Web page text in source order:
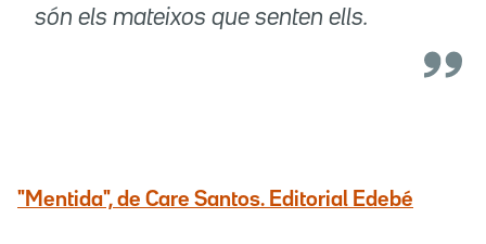
són els mateixos que senten ells.
"Mentida", de Care Santos. Editorial Edebé